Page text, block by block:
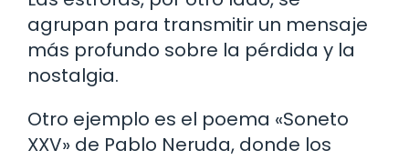
agrupan para transmitir un mensaje
más profundo sobre la pérdida y la
nostalgia.
Otro ejemplo es el poema «Soneto
XXV» de Pablo Neruda, donde los